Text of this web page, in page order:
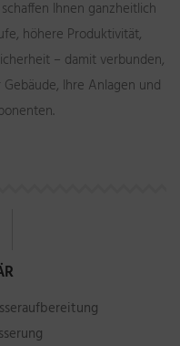
Ihnen ganzheitlich
höhere Produktivität,
– damit verbunden,
Ihre Anlagen und